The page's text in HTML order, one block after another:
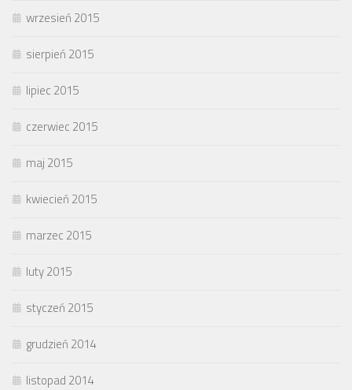
wrzesień 2015
sierpień 2015
lipiec 2015
czerwiec 2015
maj 2015
kwiecień 2015
marzec 2015
luty 2015
styczeń 2015
grudzień 2014
listopad 2014